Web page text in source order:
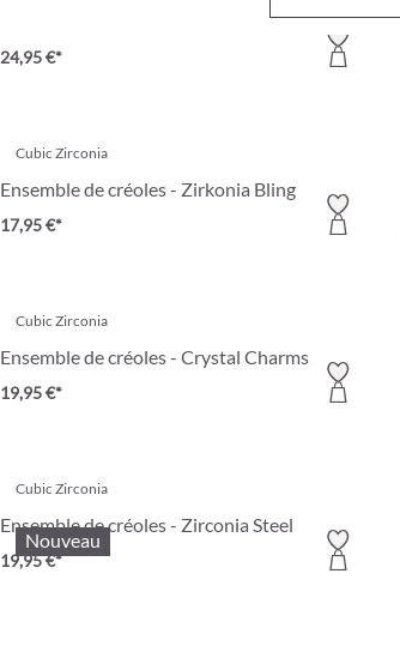
Ensemble de clous d'oreilles - Gleaming Stars
24,95 €*
Cubic Zirconia
Ensemble de créoles - Zirkonia Bling
17,95 €*
Cubic Zirconia
Ensemble de créoles - Crystal Charms
19,95 €*
Nouveau
Cubic Zirconia
Ensemble de créoles - Zirconia Steel
19,95 €*